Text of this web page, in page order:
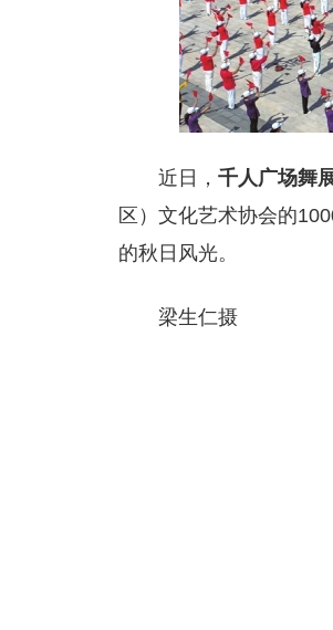
近日， 千人广场舞
区）文化艺术协会的
的秋日风光。
梁生仁摄